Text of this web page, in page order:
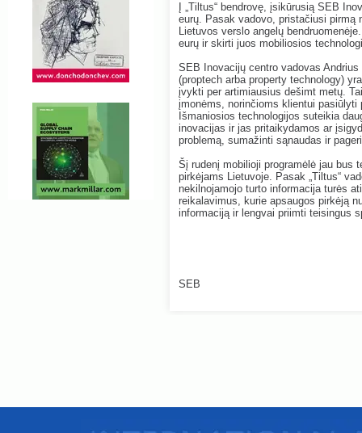
Į „Tiltus“ bendrovę, įsikūrusią SEB
eurų. Pasak vadovo, pristačiusi pirmą
Lietuvos verslo angelų
eurų ir skirti juos mobiliosios
SEB Inovacijų centro vadovas
(proptech arba property technology)
įvykti per artimiausius dešimt metų.
įmonėms, norinčioms klientui
Išmaniosios technologijos suteikia
inovacijas ir jas pritaikydamos ar
problemą, sumažinti sąnaudas ir
Šį rudenį mobilioji programėlė jau bus
pirkėjams Lietuvoje. Pasak „Tiltus“
nekilnojamojo turto informacija turės
reikalavimus, kurie apsaugos pirkėją
informaciją ir lengvai priimti teisingus
SEB